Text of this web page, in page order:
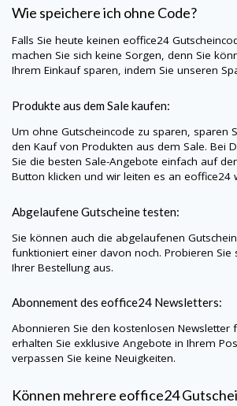
Wie speichere ich ohne Code?
Falls Sie heute keinen eoffice24
machen Sie sich keine Sorgen, denn Sie
Ihrem Einkauf sparen, indem Sie unseren
Produkte aus dem Sale kaufen:
Um ohne Gutscheincode zu sparen, sparen
den Kauf von Produkten aus dem Sale. Bei
Sie die besten Sale-Angebote einfach auf den
Button klicken und wir leiten es an eoffice24
Abgelaufene Gutscheine testen:
Sie können auch die abgelaufenen
funktioniert einer davon noch. Probieren Sie
Ihrer Bestellung aus.
Abonnement des eoffice24 Newsletters:
Abonnieren Sie den kostenlosen Newsletter
erhalten Sie exklusive Angebote in Ihrem
verpassen Sie keine Neuigkeiten.
Können mehrere eoffice24